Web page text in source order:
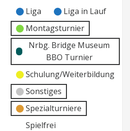
Liga
Liga in Lauf
Montagsturnier
Nrbg. Bridge Museum
BBO Turnier
Schulung/Weiterbildung
Sonstiges
Spezialturniere
Spielfrei